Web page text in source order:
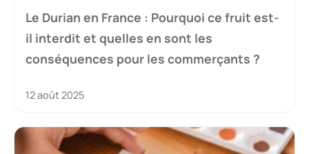
Le Durian en France : Pourquoi ce fruit est-
il interdit et quelles en sont les
conséquences pour les commerçants ?
12 août 2025